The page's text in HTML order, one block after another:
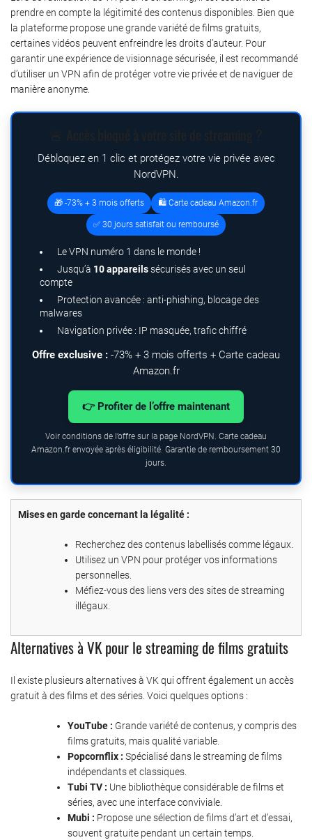
prendre en compte la légitimité des contenus disponibles. Bien que
la plateforme propose une grande variété de films gratuits,
certaines vidéos peuvent enfreindre les droits d’auteur. Pour
garantir une expérience de visionnage sécurisée, il est recommandé
d’utiliser un VPN afin de protéger votre vie privée et de naviguer de
manière anonyme.
Débloquez en 1 clic et protégez votre vie privée avec
NordVPN.
🎁 -73% + 3 mois offerts 🛍️ Carte cadeau Amazon.fr
✅ 30 jours satisfait ou remboursé
Le VPN numéro 1 dans le monde !
Jusqu’à 10 appareilssécurisés avec un seul
compte
Protection avancée : anti-phishing, blocage des
malwares
Navigation privée : IP masquée, trafic chiffré
Offre exclusive : -73% + 3 mois offerts + Carte cadeau
Amazon.fr
👉 Profiter de l’offre maintenant
Voir conditions de l’offre sur la page NordVPN. Carte cadeau
Amazon.fr envoyée après éligibilité. Garantie de remboursement 30
jours.
Mises en garde concernant la légalité :
Recherchez des contenus labellisés comme légaux.
Utilisez un VPN pour protéger vos informations
personnelles.
Méfiez-vous des liens vers des sites de streaming
illégaux.
Alternatives à VK pour le streaming de films gratuits
Il existe plusieurs alternatives à VK qui offrent également un accès
gratuit à des films et des séries. Voici quelques options :
YouTube : Grande variété de contenus, y compris des
films gratuits, mais qualité variable.
Popcornflix : Spécialisé dans le streaming de films
indépendants et classiques.
Tubi TV : Une bibliothèque considérable de films et
séries, avec une interface conviviale.
Mubi : Propose une sélection de films d’art et d’essai,
souvent gratuite pendant un certain temps.